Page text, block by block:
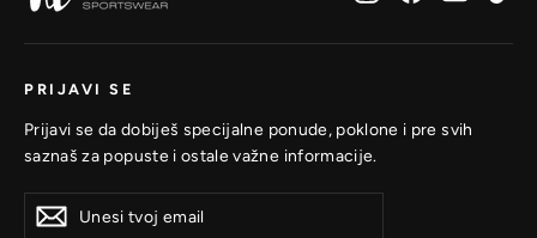
PRIJAVI SE
Prijavi se da dobiješ specijalne ponude, poklone i pre svih
saznaš za popuste i ostale važne informacije.
tvoj
se
Prijavi